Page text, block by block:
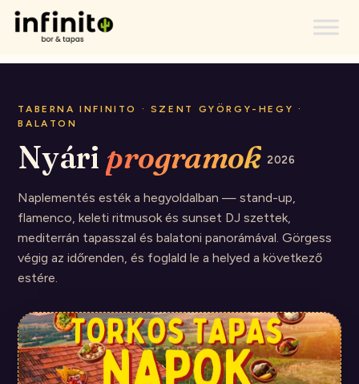
TABERNA INFINITO · SZENT GYÖRGY-HEGY ·
BALATON
Nyári programok 2026
Naplementés esték a hegyoldalban — stand-up,
flamenco, keleti ritmusok és sunset DJ szettek,
mediterrán tapasszal és balatoni panorámával. Görgess
végig az időrenden, és foglald le a helyed a következő
estére.